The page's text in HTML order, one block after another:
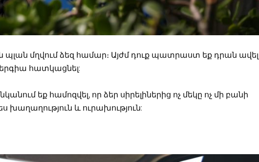
մղվում ձեզ համար։ Այժմ դուք պատրաստ եք դրան
հատկացնել:
եք համոզվել, որ ձեր սիրելիներից ոչ մեկը ոչ մի բանի
խաղաղություն և ուրախություն: